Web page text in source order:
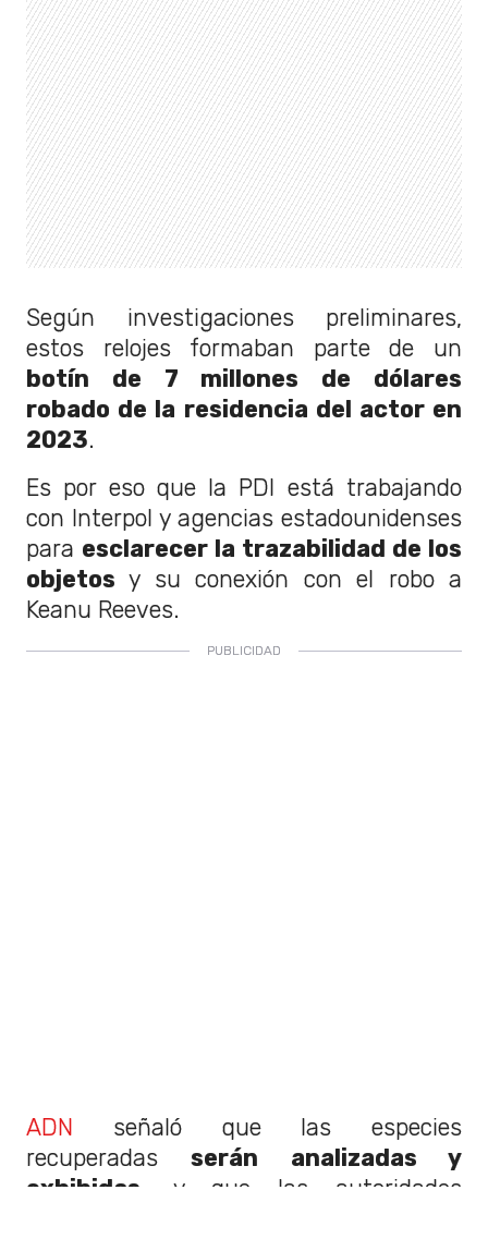
Según investigaciones preliminares,
estos relojes formaban parte de un
botín de 7 millones de dólares
robado de la residencia del actor en
2023.
Es por eso que la PDI está trabajando
con Interpol y agencias estadounidenses
para esclarecer la trazabilidad de los
objetos y su conexión con el robo a
Keanu Reeves.
ADN señaló que las especies
recuperadasserán analizadas y
exhibidas,
y que las autoridades